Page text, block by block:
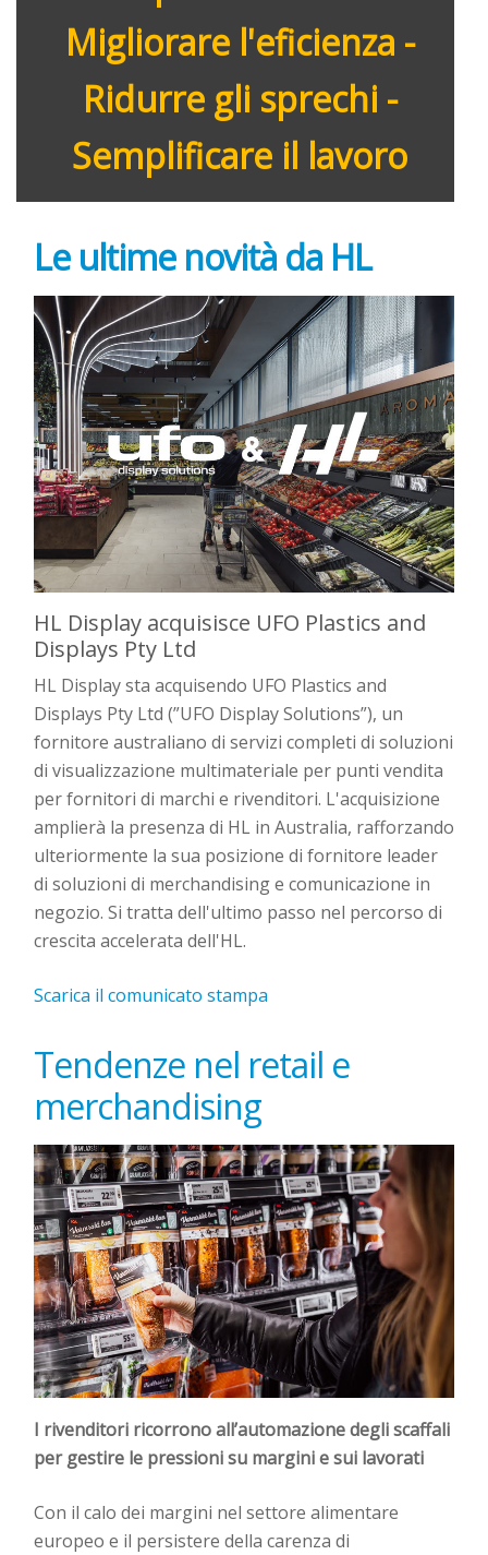
Migliorare l'eficienza -
Ridurre gli sprechi -
Semplificare il lavoro
Le ultime novità da HL
HL Display acquisisce UFO Plastics and
Displays Pty Ltd
HL Display sta acquisendo UFO Plastics and
Displays Pty Ltd (”UFO Display Solutions”), un
fornitore australiano di servizi completi di soluzioni
di visualizzazione multimateriale per punti vendita
per fornitori di marchi e rivenditori. L'acquisizione
amplierà la presenza di HL in Australia, rafforzando
ulteriormente la sua posizione di fornitore leader
di soluzioni di merchandising e comunicazione in
negozio. Si tratta dell'ultimo passo nel percorso di
crescita accelerata dell'HL.
Scarica il comunicato stampa
Tendenze nel retail e
merchandising
I rivenditori ricorrono all’automazione degli scaffali
per gestire le pressioni su margini e sui lavorati
Con il calo dei margini nel settore alimentare
europeo e il persistere della carenza di